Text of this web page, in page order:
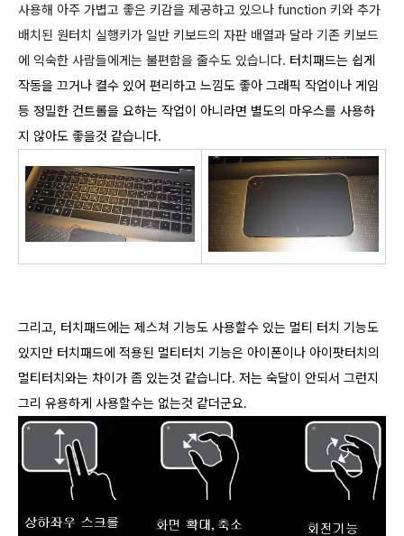
사용해 아주 가볍고 좋은 키감을 제공하고 있으나 function 키와 추가
배치된 원터치 실행키가 일반 키보드의 자판 배열과 달라 기존 키보드
에 익숙한 사람들에게는 불편함을 줄수도 있습니다. 터치패드는 쉽게
작동을 끄거나 켤수 있어 편리하고 느낌도 좋아 그래픽 작업이나 게임
등 정밀한 컨트롤을 요하는 작업이 아니라면 별도의 마우스를 사용하
지 않아도 좋을것 같습니다.
그리고, 터치패드에는 제스쳐 기능도 사용할수 있는 멀티 터치 기능도
있지만 터치패드에 적용된 멀티터치 기능은 아이폰이나 아이팟터치의
멀티터치와는 차이가 좀 있는것 같습니다. 저는 숙달이 안되서 그런지
그리 유용하게 사용할수는 없는것 같더군요.